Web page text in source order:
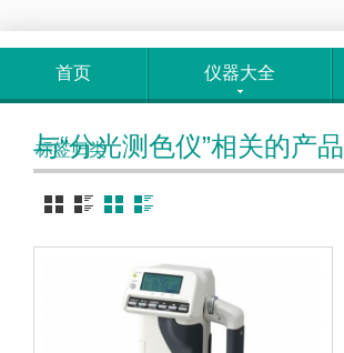
首页 仪器大全
标签归类
与“分光测色仪”相关的产品